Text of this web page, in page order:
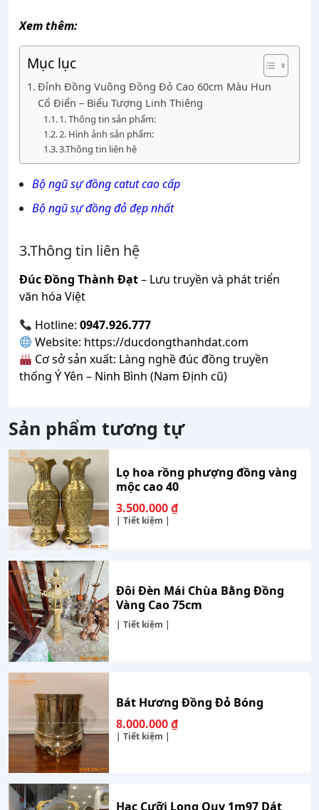
Xem thêm:
Mục lục
Đỉnh Đồng Vuông Đồng Đỏ Cao 60cm Màu Hun
Cổ Điển – Biểu Tượng Linh Thiêng
1. Thông tin sản phẩm:
2. Hình ảnh sản phẩm:
3.Thông tin liên hệ
Bộ ngũ sự đồng catut cao cấp
Bộ ngũ sự đồng đỏ đẹp nhất
3.Thông tin liên hệ
Đúc Đồng Thành Đạt– Lưu truyền và phát triển
văn hóa Việt
Hotline:0947.926.777
Website: https://ducdongthanhdat.com
Cơ sở sản xuất: Làng nghề đúc đồng truyền
thống Ý Yên – Ninh Bình (Nam Định cũ)
Sản phẩm tương tự
Lọ hoa rồng phượng đồng vàng
mộc cao 40
3.500.000₫
| Tiết kiệm |
Đôi Đèn Mái Chùa Bằng Đồng
Vàng Cao 75cm
| Tiết kiệm |
Bát Hương Đồng Đỏ Bóng
8.000.000₫
| Tiết kiệm |
Hạc Cưỡi Long Quy 1m97 Dát